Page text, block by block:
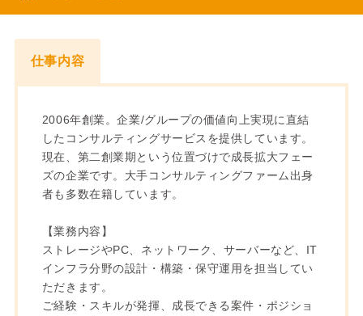
仕事内容
2006年創業。企業/グループの価値向上実現に直結
したコンサルティングサービスを提供しています。
現在、第二創業期という位置づけで成長拡大フェー
ズの企業です。大手コンサルティングファーム出身
者も多数在籍しています。
【業務内容】
ストレージやPC、ネットワーク、サーバーなど、IT
インフラ分野の設計・構築・保守運用を担当してい
ただきます。
ご経験・スキルが発揮、成長できる案件・ポジショ